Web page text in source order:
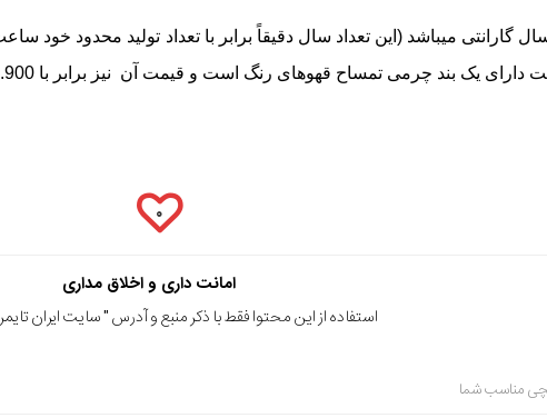
۰
امانت داری و اخلاق مداری
استفاده از این محتوا فقط با ذکر منبع و آدرس "سایت ایران تایمر